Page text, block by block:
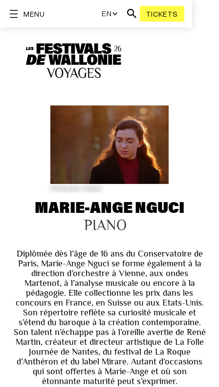
EN TICKETS
MENU
©Natacha Colmez
MARIE-ANGE NGUCI
PIANO
Diplômée dès l’âge de 16 ans du Conservatoire de
Paris, Marie-Ange Nguci se forme également à la
direction d’orchestre à Vienne, aux ondes
Martenot, à l’analyse musicale ou encore à la
pédagogie. Elle collectionne les prix dans les
concours en France, en Suisse ou aux Etats-Unis.
Son répertoire reflète sa curiosité musicale et
s’étend du baroque à la création contemporaine.
Son talent n’échappe pas à l’oreille avertie de René
Martin, créateur et directeur artistique de La Folle
Journée de Nantes, du festival de La Roque
d’Anthéron et du label Mirare. Autant d’occasions
qui sont offertes à Marie-Ange et où son
étonnante maturité peut s’exprimer.